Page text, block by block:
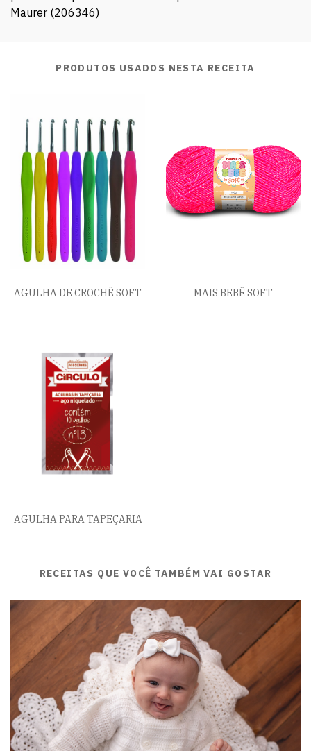
Maurer (206346)
PRODUTOS USADOS NESTA RECEITA
AGULHA DE CROCHÊ SOFT MAIS BEBÊ SOFT
AGULHA PARA TAPEÇARIA
RECEITAS QUE VOCÊ TAMBÉM VAI GOSTAR